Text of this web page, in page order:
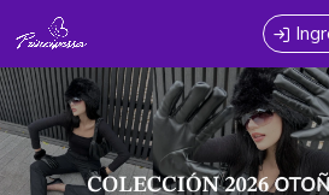
Comprá online productos de en
CÓMO COMPRAR
TABLA DE TALLES